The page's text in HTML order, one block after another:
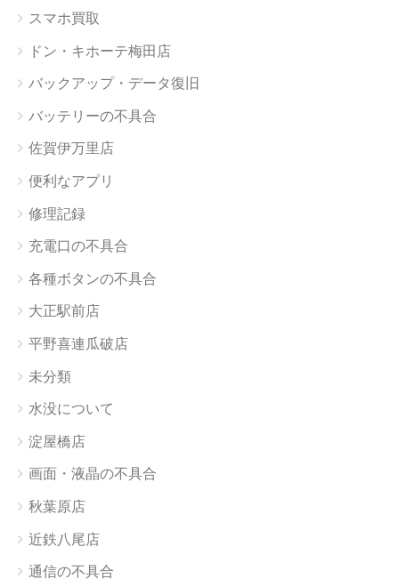
スマホ買取
ドン・キホーテ梅田店
バックアップ・データ復旧
バッテリーの不具合
佐賀伊万里店
便利なアプリ
修理記録
充電口の不具合
各種ボタンの不具合
大正駅前店
平野喜連瓜破店
未分類
水没について
淀屋橋店
画面・液晶の不具合
秋葉原店
近鉄八尾店
通信の不具合